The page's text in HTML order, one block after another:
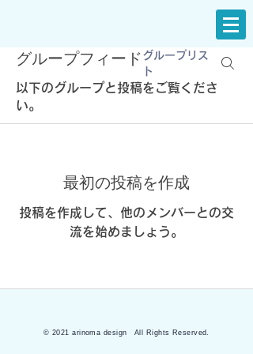
グループフィード グループリス
ト
以下のグループと投稿をご覧くださ
い。
最初の投稿を作成
投稿を作成して、他のメンバーとの交
流を始めましょう。
© 2021 arinoma design All Rights Reserved.